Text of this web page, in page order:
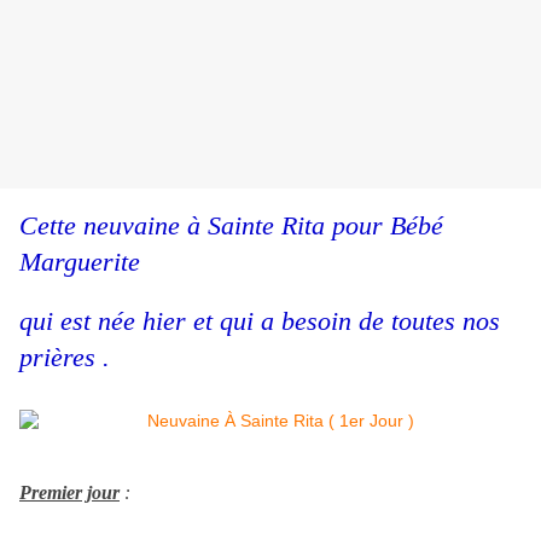
Cette neuvaine à Sainte Rita pour Bébé
Marguerite
qui est née hier et qui a besoin de toutes nos
prières .
Premier jour: